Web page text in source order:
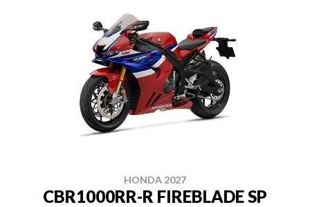
HONDA 2027
CBR1000RR-R FIREBLADE SP